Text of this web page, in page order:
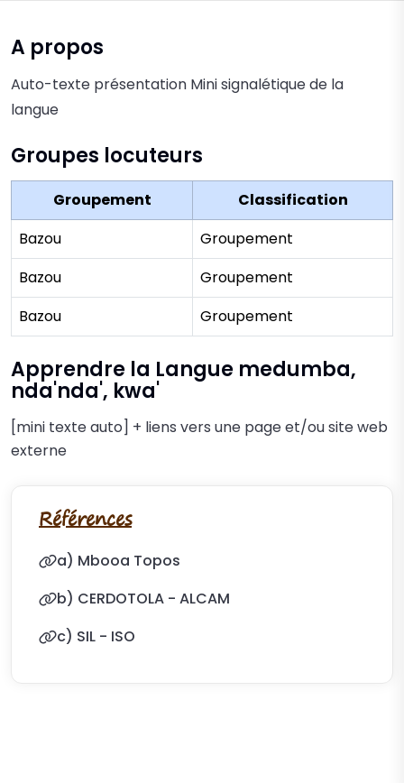
A propos
Auto-texte présentation Mini signalétique de la
langue
Groupes locuteurs
Groupement
Classification
Bazou
Groupement
Bazou
Groupement
Bazou
Groupement
Apprendre la Langue medumba,
nda'nda', kwa'
[mini texte auto] + liens vers une page et/ou site web
externe
Références
a) Mbooa Topos
b) CERDOTOLA - ALCAM
c) SIL - ISO